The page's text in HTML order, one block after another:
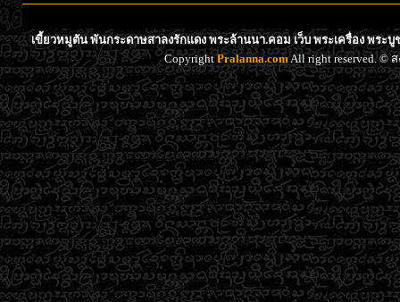
เขี้ยวหมูตัน พันกระดาษสาลงรักแดง พระล้านนา.คอม เว็บ พระเครื่อง พระ
CopyrightPralanna.comAll right reserved. ©